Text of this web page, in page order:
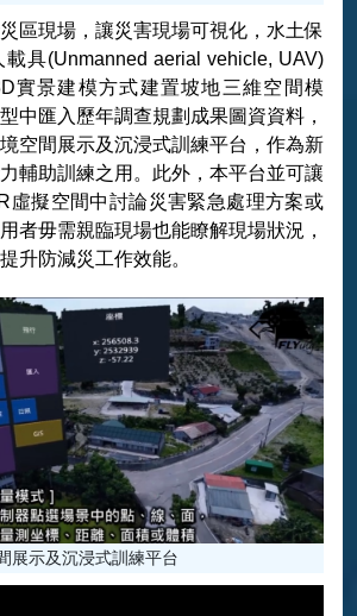
區現場，讓災害現場可視化，水土保
具(Unmanned aerial vehicle, UAV)
實景建模方式建置坡地三維空間模
中匯入歷年調查規劃成果圖資資料，
空間展示及沉浸式訓練平台，作為新
輔助訓練之用。此外，本平台並可讓
虛擬空間中討論災害緊急處理方案或
者毋需親臨現場也能瞭解現場狀況，
升防減災工作效能。
展示及沉浸式訓練平台